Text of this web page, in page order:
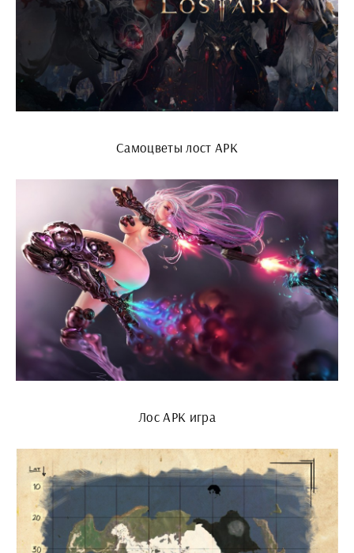
Самоцветы лост АРК
Лос АРК игра